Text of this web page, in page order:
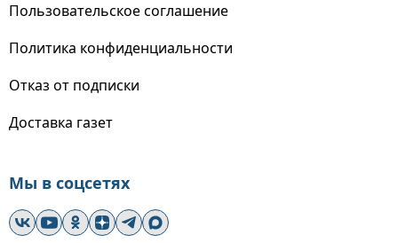
Пользовательское соглашение
Политика конфиденциальности
Отказ от подписки
Доставка газет
Мы в соцсетях